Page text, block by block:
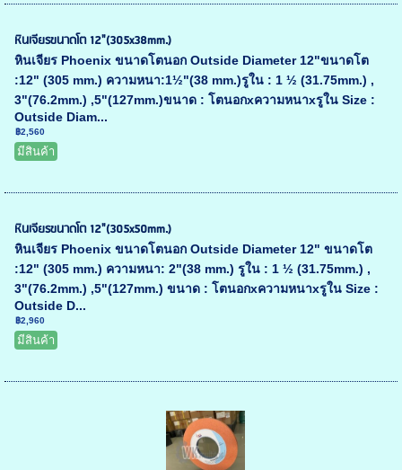
หินเจียรขนาดโต 12"(305x38mm.)
หินเจียร Phoenix ขนาดโตนอก Outside Diameter 12"ขนาดโต
:12" (305 mm.) ความหนา:1½"(38 mm.)รูใน : 1 ½ (31.75mm.) ,
3"(76.2mm.) ,5"(127mm.)ขนาด : โตนอกxความหนาxรูใน Size :
Outside Diam...
฿2,560
มีสินค้า
หินเจียรขนาดโต 12"(305x50mm.)
หินเจียร Phoenix ขนาดโตนอก Outside Diameter 12" ขนาดโต
:12" (305 mm.) ความหนา: 2"(38 mm.) รูใน : 1 ½ (31.75mm.) ,
3"(76.2mm.) ,5"(127mm.) ขนาด : โตนอกxความหนาxรูใน Size :
Outside D...
฿2,960
มีสินค้า